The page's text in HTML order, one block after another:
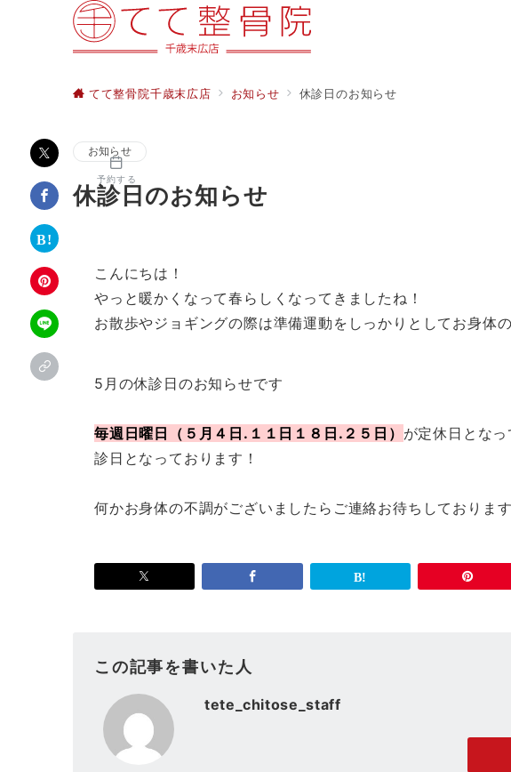
予約する
てて整骨院千歳末広店 お知らせ 休診日のお知らせ
お知らせ
休診日のお知らせ
こんにちは！
やっと暖かくなって春らしくなってきましたね！
お散歩やジョギングの際は準備運動をしっかりとしてお身
5月の休診日のお知らせです
毎週日曜日（５月４日.１１日１８日.２５日） が定休日となっ
診日となっております！
何かお身体の不調がございましたらご連絡お待ちしております
この記事を書いた人
tete_chitose_staff